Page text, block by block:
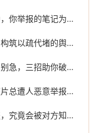
红书审核的底层逻辑，终于有人说透了
代堵的舆情减震带
直播间被拉黑怎么办呢，直播间被拉黑？别急，三招助你破局重生，内行人都用最后一招
小红书恶意照片举报会封号吗安全吗，照片总遭人恶意举报快封号了？先别慌，弄清这三点才是关键
快手举报会被对方知道吗知乎，快手举报，究竟会被对方知道吗？一篇讲明白！